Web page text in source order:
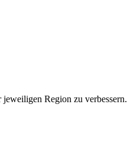
Region zu verbessern.